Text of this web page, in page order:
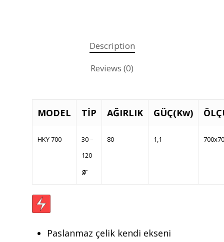
Description
Reviews (0)
MODEL TİP AĞIRLIK GÜÇ(Kw)
HKY 700
30 –
120
gr
80 1,1
Paslanmaz çelik kendi ekseni